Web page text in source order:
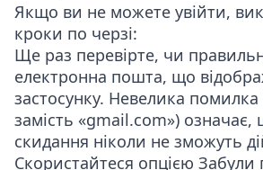
Якщо ви не можете увійти,
кроки по черзі:
Ще раз перевірте, чи
електронна пошта, що
застосунку. Невелика
замість «gmail.com») означає,
скидання ніколи не зможуть
Скористайтеся опцією Забули